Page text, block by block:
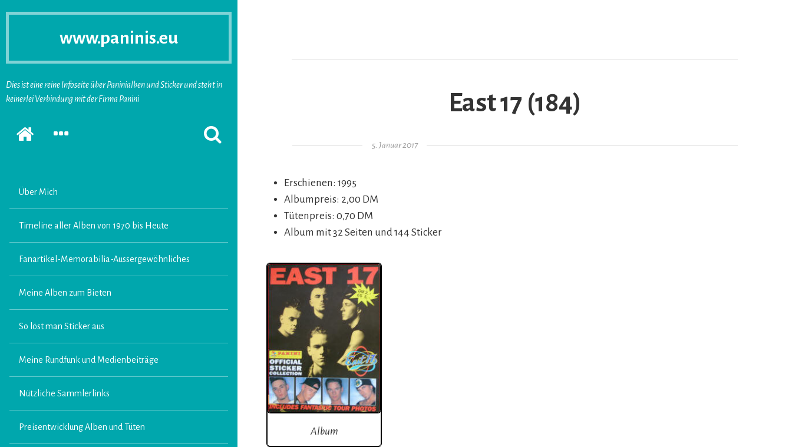
www.paninis.eu
Dies ist eine reine Infoseite über Paninialben und Sticker und steht in
keinerlei Verbindung mit der Firma Panini
Startseite
SEKUNDÄRE
SUCHFORMULAR
ERSCHEINEN
Über Mich
Timeline aller Alben von 1970 bis Heute
Fanartikel-Memorabilia-Aussergewöhnliches
Meine Alben zum Bieten
So löst man Sticker aus
Meine Rundfunk und Medienbeiträge
Nützliche Sammlerlinks
Preisentwicklung Alben und Tüten
East 17 (184)
Gepostet am
5. Januar 2017
Erschienen: 1995
Albumpreis: 2,00 DM
Tütenpreis: 0,70 DM
Album mit 32 Seiten und 144 Sticker
Album